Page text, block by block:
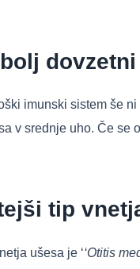
imunski sistem še
v srednje uho. Če se
tip
ušesa je ‘‘Otitis